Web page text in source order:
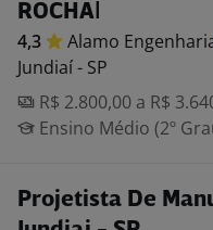
ROCHA|
4,3 Alamo
Jundiaí - SP
R$ 2.800,00 a R$
Ensino Médio (2º
Projetista De